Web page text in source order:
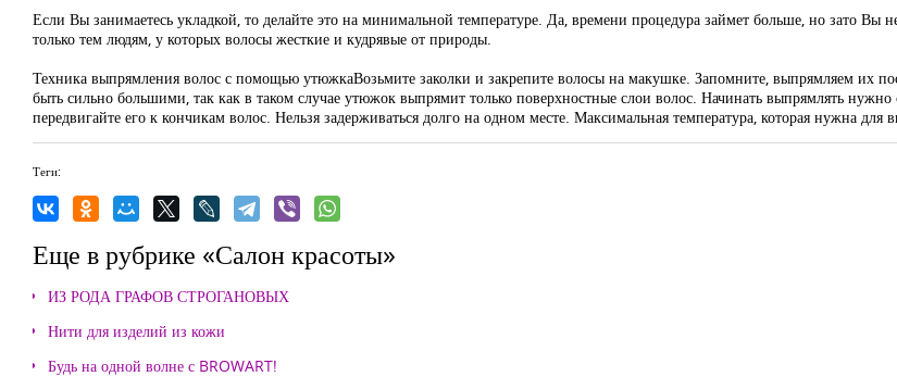
Если Вы занимаетесь укладкой, то делайте это на минимальной температуре. Да, времени процедура займет больше, но зато
только тем людям, у которых волосы жесткие и кудрявые от природы.
Техника выпрямления волос с помощью утюжкаВозьмите заколки и закрепите волосы на макушке. Запомните, выпрямляем их
быть сильно большими, так как в таком случае утюжок выпрямит только поверхностные слои волос. Начинать выпрямлять
передвигайте его к кончикам волос. Нельзя задерживаться долго на одном месте. Максимальная температура, которая нужна для
Теги:
Еще в рубрике «Салон красоты»
ИЗ РОДА ГРАФОВ СТРОГАНОВЫХ
Нити для изделий из кожи
Будь на одной волне с BROWART!